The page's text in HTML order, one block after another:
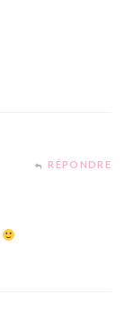
RÉPONDRE